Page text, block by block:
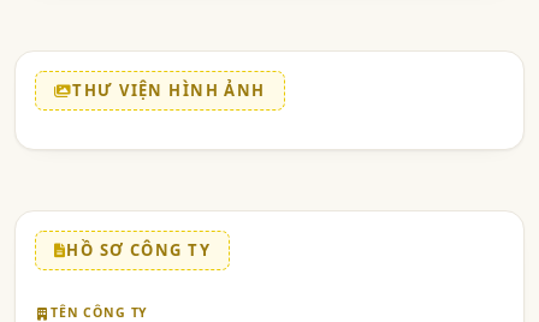
THƯ VIỆN HÌNH ẢNH
HỒ SƠ CÔNG TY
TÊN CÔNG TY